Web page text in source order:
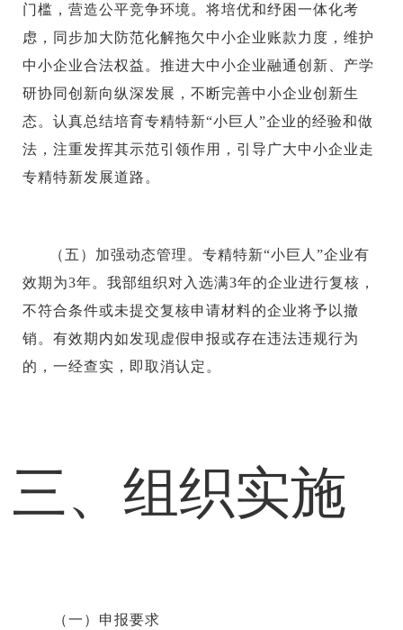
门槛，营造公平竞争环境。将培优和纾困一体化考
虑，同步加大防范化解拖欠中小企业账款力度，维护
中小企业合法权益。推进大中小企业融通创新、产学
研协同创新向纵深发展，不断完善中小企业创新生
态。认真总结培育专精特新“小巨人”企业的经验和做
法，注重发挥其示范引领作用，引导广大中小企业走
专精特新发展道路。
（五）加强动态管理。专精特新“小巨人”企业有
效期为3年。我部组织对入选满3年的企业进行复核，
不符合条件或未提交复核申请材料的企业将予以撤
销。有效期内如发现虚假申报或存在违法违规行为
的，一经查实，即取消认定。
三、组织实施
（一）申报要求